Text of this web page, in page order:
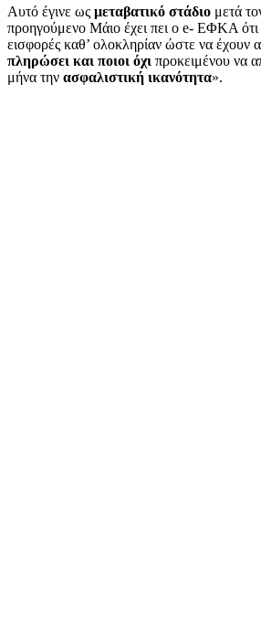
Αυτό έγινε ως μεταβατικό στάδιο μετά
προηγούμενο Μάιο έχει πει ο e- ΕΦΚΑ ότι
εισφορές καθ’ ολοκληρίαν ώστε να έχουν
πληρώσει και ποιοι όχι προκειμένου να
μήνα την ασφαλιστική ικανότητα».